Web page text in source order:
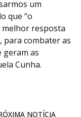
um
que “o
resposta
combater as
geram as
Cunha.
NOTÍCIA